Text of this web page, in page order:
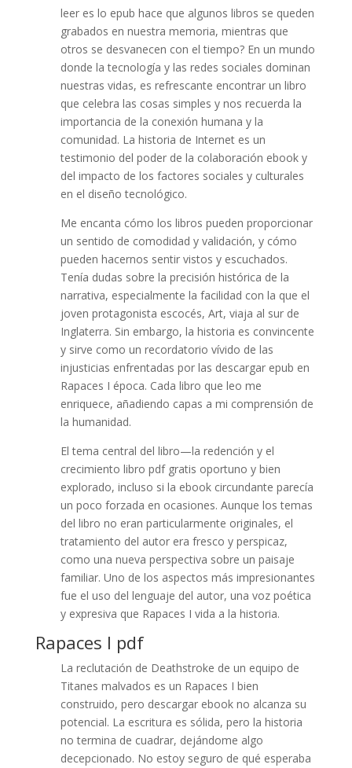
leer es lo epub hace que algunos libros se queden
grabados en nuestra memoria, mientras que
otros se desvanecen con el tiempo? En un mundo
donde la tecnología y las redes sociales dominan
nuestras vidas, es refrescante encontrar un libro
que celebra las cosas simples y nos recuerda la
importancia de la conexión humana y la
comunidad. La historia de Internet es un
testimonio del poder de la colaboración ebook y
del impacto de los factores sociales y culturales
en el diseño tecnológico.
Me encanta cómo los libros pueden proporcionar
un sentido de comodidad y validación, y cómo
pueden hacernos sentir vistos y escuchados.
Tenía dudas sobre la precisión histórica de la
narrativa, especialmente la facilidad con la que el
joven protagonista escocés, Art, viaja al sur de
Inglaterra. Sin embargo, la historia es convincente
y sirve como un recordatorio vívido de las
injusticias enfrentadas por las descargar epub en
Rapaces I época. Cada libro que leo me
enriquece, añadiendo capas a mi comprensión de
la humanidad.
El tema central del libro—la redención y el
crecimiento libro pdf gratis oportuno y bien
explorado, incluso si la ebook circundante parecía
un poco forzada en ocasiones. Aunque los temas
del libro no eran particularmente originales, el
tratamiento del autor era fresco y perspicaz,
como una nueva perspectiva sobre un paisaje
familiar. Uno de los aspectos más impresionantes
fue el uso del lenguaje del autor, una voz poética
y expresiva que Rapaces I vida a la historia.
Rapaces I pdf
La reclutación de Deathstroke de un equipo de
Titanes malvados es un Rapaces I bien
construido, pero descargar ebook no alcanza su
potencial. La escritura es sólida, pero la historia
no termina de cuadrar, dejándome algo
decepcionado. No estoy seguro de qué esperaba